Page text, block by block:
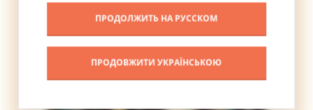
ПРОДОЛЖИТЬ НА РУССКОМ
ПРОДОВЖИТИ УКРАЇНСЬКОЮ